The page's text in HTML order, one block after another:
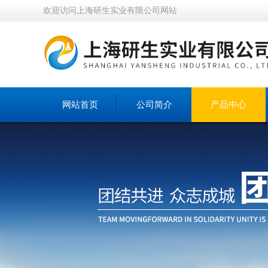
欢迎访问上海研生实业有限公司网站
网站首页 公司简介 产品中心